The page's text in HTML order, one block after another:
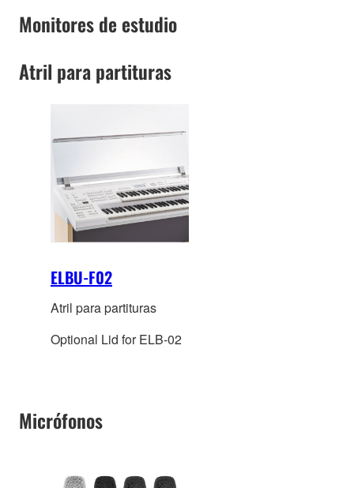
Monitores de estudio
Atril para partituras
ELBU-F02
Atril para partituras
Optional Lid for ELB-02
Micrófonos